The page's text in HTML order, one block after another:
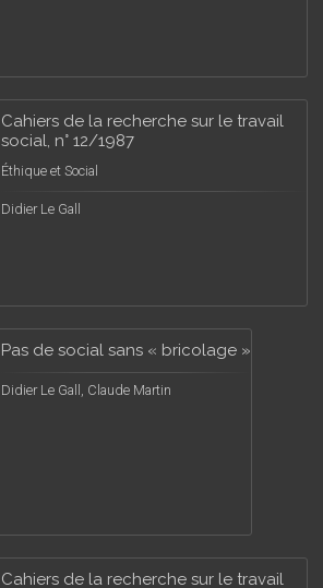
Cahiers de la recherche sur le travail
social, n° 12/1987
Éthique et Social
Didier Le Gall
Pas de social sans « bricolage »
Didier Le Gall, Claude Martin
Cahiers de la recherche sur le travail